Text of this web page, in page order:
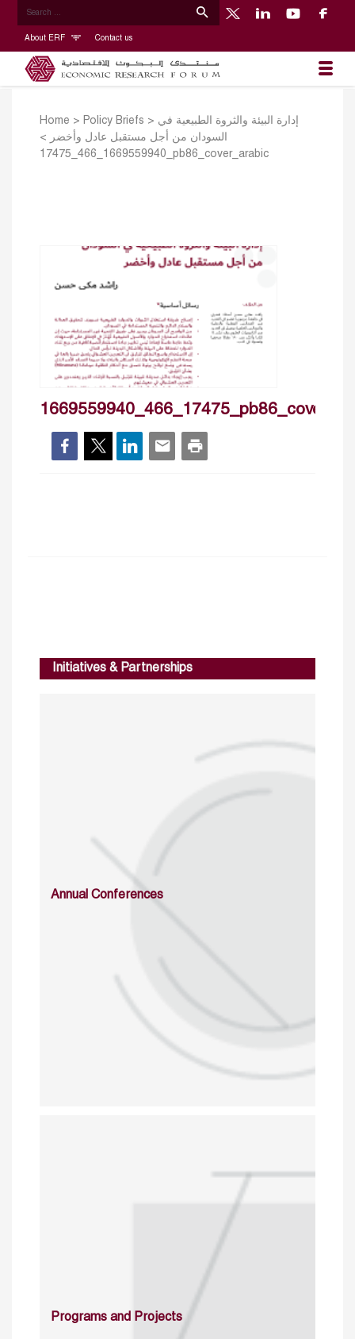
About ERF Contact us
Home > Policy Briefs > إدارة البيئة والثروة الطبيعية في
السودان من أجل مستقبل عادل وأخضر
>
1669559940_466_17475_pb86_cover_arabic
Initiatives & Partnerships
Annual Conferences
Programs and Projects